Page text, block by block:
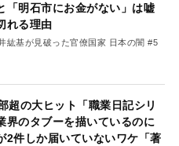
「明石市にお金がない」は嘘
れる理由
紘基が見破った官僚国家 日本の闇 #5
超の大ヒット「職業日記シリ
界のタブーを描いているのに
2件しか届いていないワケ「著